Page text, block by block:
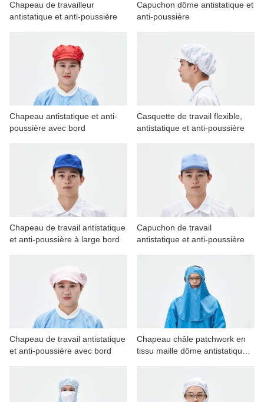
Chapeau de travailleur
antistatique et anti-poussière
Capuchon dôme antistatique et
anti-poussière
Chapeau antistatique et anti-
poussière avec bord
Casquette de travail flexible,
antistatique et anti-poussière
Chapeau de travail antistatique
et anti-poussière à large bord
Capuchon de travail
antistatique et anti-poussière
Chapeau de travail antistatique
et anti-poussière avec bord
Chapeau châle patchwork en
tissu maille dôme antistatique